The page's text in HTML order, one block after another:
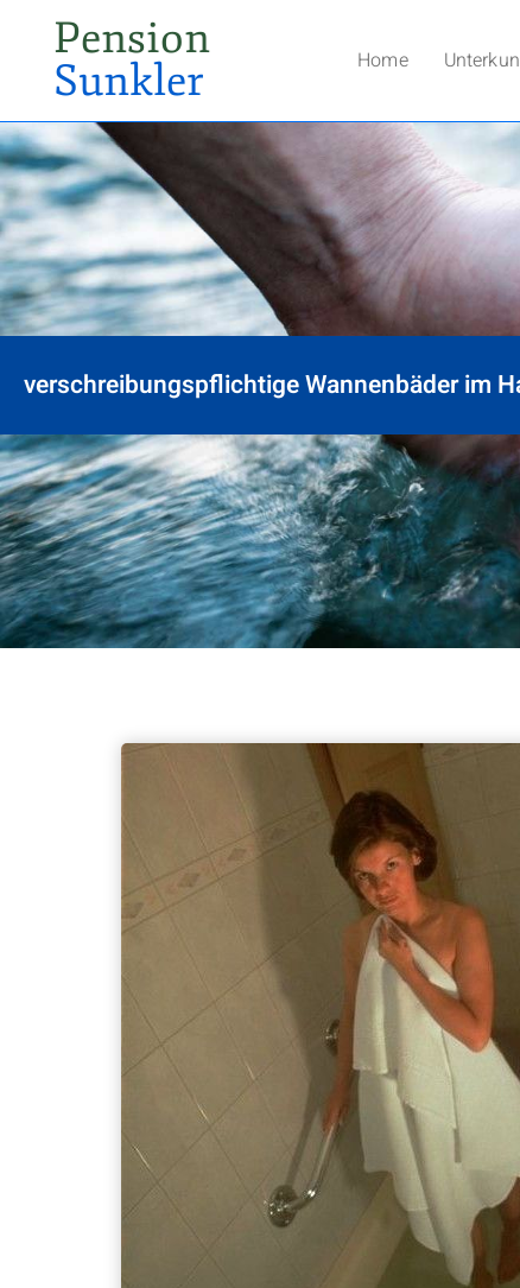
Pension
Sunkler
Home
verschreibungspflichtige Wannenbäder im